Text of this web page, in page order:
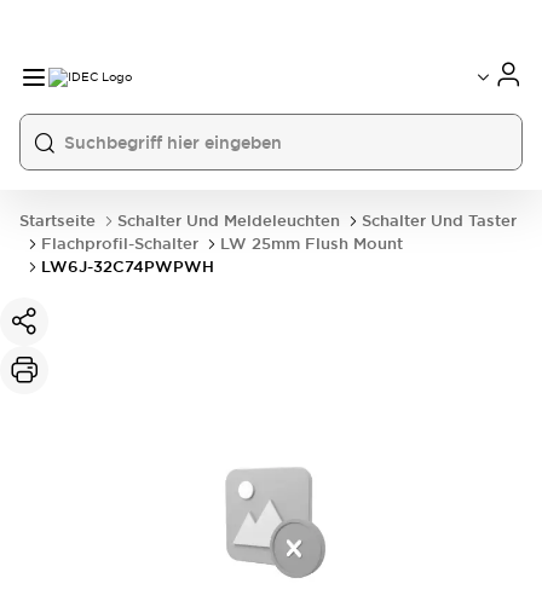
Startseite Schalter Und Meldeleuchten
Schalter Und Taster
Flachprofil-Schalter
LW 25mm Flush Mount
LW6J-32C74PWPWH